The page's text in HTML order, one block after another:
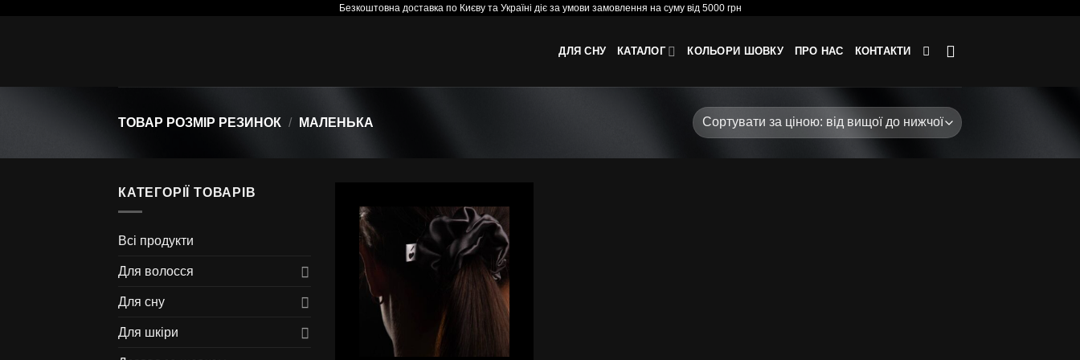
Безкоштовна доставка по Києву та Україні діє за умови замовлення на суму від 5000 грн
ДЛЯ СНУ КАТАЛОГ КОЛЬОРИ ШОВКУ ПРО НАС КОНТАКТИ
ТОВАР РОЗМІР РЕЗИНОК / МАЛЕНЬКА
КАТЕГОРІЇ ТОВАРІВ
Всі продукти
Для волосся
Для сну
Для шкіри